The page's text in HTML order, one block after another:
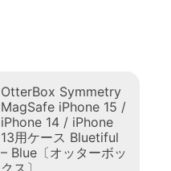
OtterBox Symmetry
MagSafe iPhone 15 /
iPhone 14 / iPhone
13用ケース Bluetiful
– Blue〔オッターボッ